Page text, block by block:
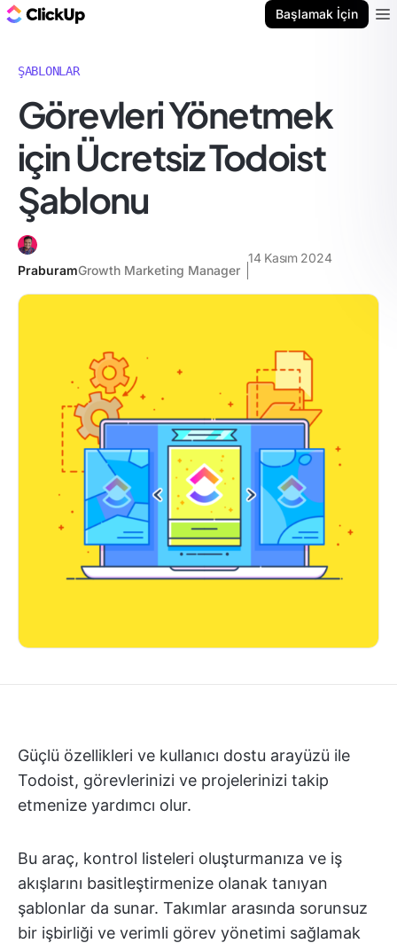
Başlamak İçin
ŞABLONLAR
Görevleri Yönetmek
için Ücretsiz Todoist
Şablonu
PraburamGrowth Marketing Manager
14 Kasım 2024
Güçlü özellikleri ve kullanıcı dostu arayüzü ile
Todoist, görevlerinizi ve projelerinizi takip
etmenize yardımcı olur.
Bu araç, kontrol listeleri oluşturmanıza ve iş
akışlarını basitleştirmenize olanak tanıyan
şablonlar da sunar. Takımlar arasında sorunsuz
bir işbirliği ve verimli görev yönetimi sağlamak